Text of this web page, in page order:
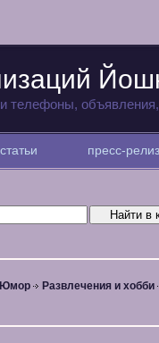
телефоны,
статьи пресс-
Юмор Развлечения и хобби